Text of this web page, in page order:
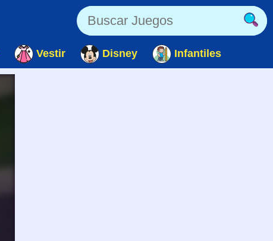
Vestir Disney Infantiles